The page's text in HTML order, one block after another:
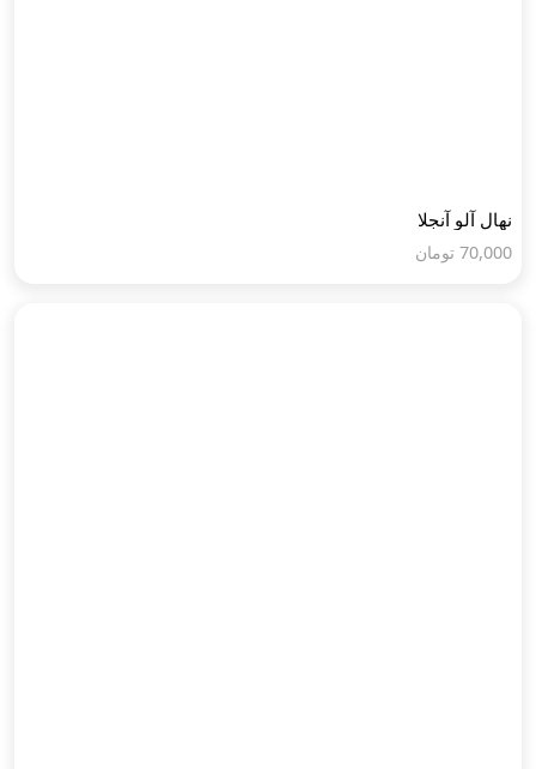
نهال آلو آنجلا
70,000 تومان